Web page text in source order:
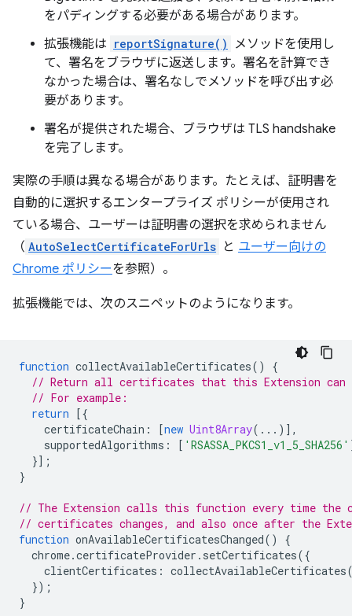
をパディングする必要がある場合があります。
拡張機能は reportSignature()
メソッドを使用し
て、署名をブラウザに返送します。署名を計算でき
なかった場合は、署名なしでメソッドを呼び出す必
要があります。
署名が提供された場合、ブラウザは TLS handshake
を完了します。
実際の手順は異なる場合があります。たとえば、証明書を
自動的に選択するエンタープライズ ポリシーが使用され
ている場合、ユーザーは証明書の選択を求められません
（ AutoSelectCertificateForUrls と ユーザー向けの
Chrome ポリシーを参照）。
拡張機能では、次のスニペットのようになります。
function collectAvailableCertificates()
{
// Return all certificates that this Extension can
// For example:
return [{
certificateChain : [new Uint8Array(...)],
supportedAlgorithms : [ 'RSASSA_PKCS1_v1_5_SHA256'
}];
}
// The Extension calls this function every time
// certificates changes, and also once after the
function onAvailableCertificatesChanged()
{
chrome.certificateProvider . setCertificates({
clientCertificates : collectAvailableCertificates
});
}